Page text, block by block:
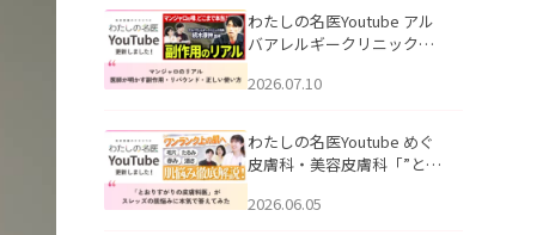
説」を公開いたしました。
わたしの名医Youtube アル
バアレルギークリニック札
医師が明かす副作用・リバ
公開いたしました。
2026.07.10
わたしの名医Youtube めぐ
皮膚科・美容皮膚科「”とお
ッズの肌悩みに本気で答え
2026.06.05